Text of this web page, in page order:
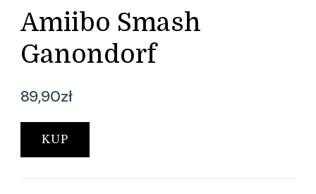
Amiibo Smash
Ganondorf
89,90zł
KUP